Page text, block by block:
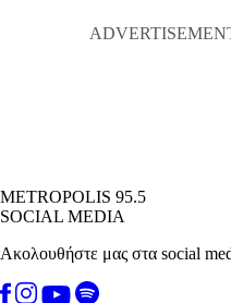
METROPOLIS 95.5
SOCIAL MEDIA
Ακολουθήστε μας στα social